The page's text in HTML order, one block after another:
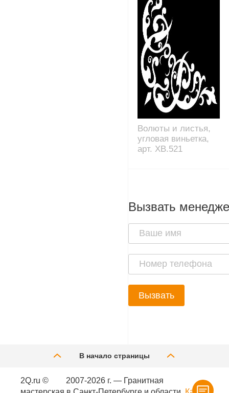
Волюты и листья,
угловая виньетка,
арт. XB.521
Вызвать
Вызвать
В начало страницы
2Q.ru ©
2007-2026 г. — Гранитная